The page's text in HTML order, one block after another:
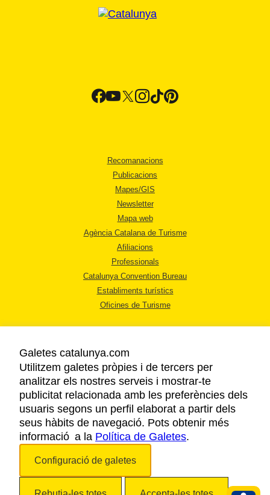
Recomanacions
Publicacions
Mapes/GIS
Newsletter
Mapa web
Agència Catalana de Turisme
Afiliacions
Professionals
Catalunya Convention Bureau
Establiments turístics
Oficines de Turisme
AVÍS LEGAL
POLÍTICA DE PRIVACITAT
COOKIES
ACCESSIBILITAT
Galetes catalunya.com
Utilitzem galetes pròpies i de tercers per
analitzar els nostres serveis i mostrar-te
publicitat relacionada amb les preferències dels
usuaris segons un perfil elaborat a partir dels
seus hàbits de navegació. Pots obtenir més
informació a la Política de Galetes.
Configuració de galetes